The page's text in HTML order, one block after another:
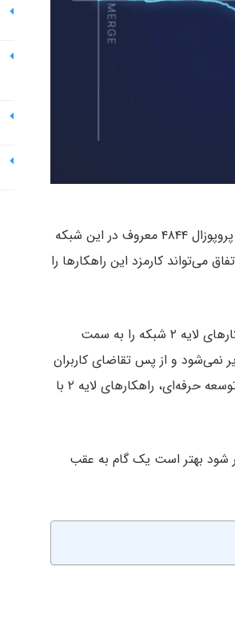
علاوه بر این، قرار است در هفته‌های آتی بروزرسانی مهمی در شبکه اتریوم انجام و پروپوزال ۴۸۴۴ معروف در این شبکه
می‌تواند کارمزد این راهکارها را
این بروزرسانی در مجموع نقطه عطف چرخه فعلی خواهد بود و اتریوم و سایر راهکارهای لایه ۲ شبکه را به سمت
خواهد داد. اتریوم بدون شبکه‌های لایه ۲ مقیاس‌پذیر نمی‌شود و از پس تقاضای کاربران
بر نمی‌آید. در سمت دیگر ماجرا، بدون زنجیره‌های جانبی (subchains) و تیم‌های توسعه حرفه‌ای، راهکارهای لایه ۲ با
درخشان‌تر از قبل ظاهر شود بهتر است یک گام به عقب